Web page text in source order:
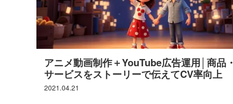
2021.04.21
アニメ動画制作＋YouTube広告運用│商品・
サービスをストーリーで伝えてCV率向上